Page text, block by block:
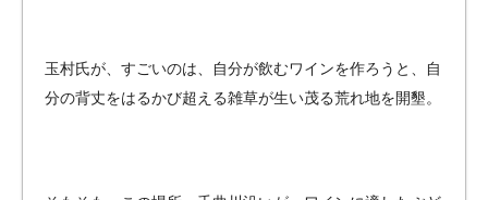
玉村氏が、すごいのは、自分が飲むワインを作ろうと、自
分の背丈をはるかび超える雑草が生い茂る荒れ地を開墾。